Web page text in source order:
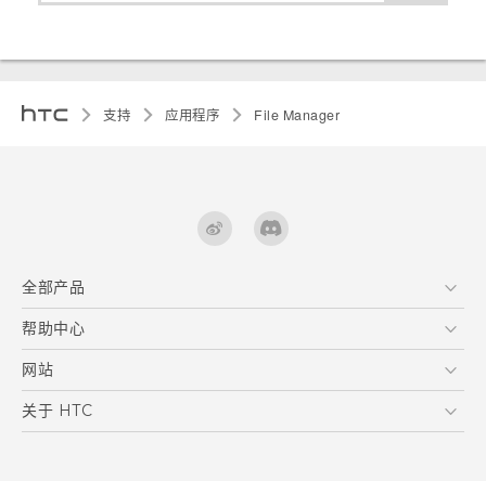
支持 应用程序 File Manager
全部产品
区块链智能手机
VIVE
帮助中心
在线客服
支援与服务
产品保固说明
网站
HTC Dev
关于 HTC